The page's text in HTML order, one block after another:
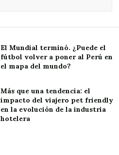
El Mundial terminó. ¿Puede el
fútbol volver a poner al Perú en
el mapa del mundo?
Más que una tendencia: el
impacto del viajero pet friendly
en la evolución de la industria
hotelera